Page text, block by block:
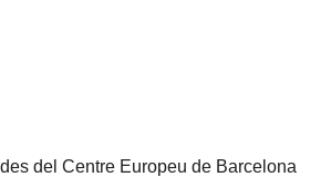
del Centre Europeu de Barcelona